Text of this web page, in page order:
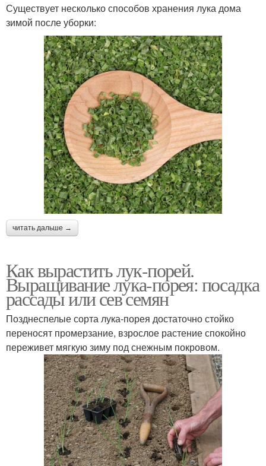
Существует несколько способов хранения лука дома
зимой после уборки:
читать дальше →
Как вырастить лук-порей.
Выращивание лука-порея: посадка
рассады или сев семян
Позднеспелые сорта лука-порея достаточно стойко
переносят промерзание, взрослое растение спокойно
переживет мягкую зиму под снежным покровом.